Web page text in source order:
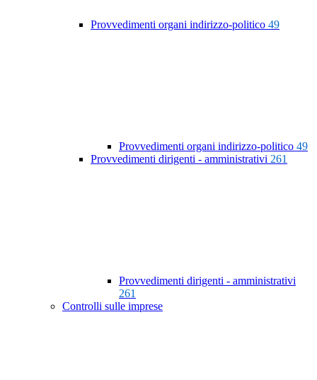
Provvedimenti organi indirizzo-politico 49
Provvedimenti organi indirizzo-politico 49
Provvedimenti dirigenti - amministrativi 261
Provvedimenti dirigenti - amministrativi
261
Controlli sulle imprese